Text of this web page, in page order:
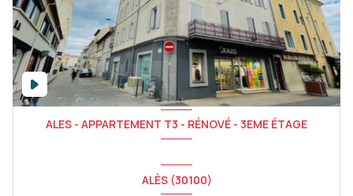
ALES - APPARTEMENT T3 - RÉNOVÉ - 3EME ÉTAGE
ALÈS (30100)